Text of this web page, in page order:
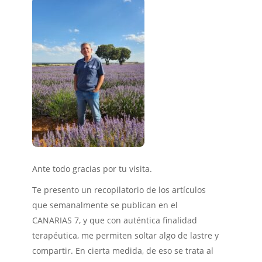
Ante todo gracias por tu visita.
Te presento un recopilatorio de los artículos
que semanalmente se publican en el
CANARIAS 7, y que con auténtica finalidad
terapéutica, me permiten soltar algo de lastre y
compartir. En cierta medida, de eso se trata al